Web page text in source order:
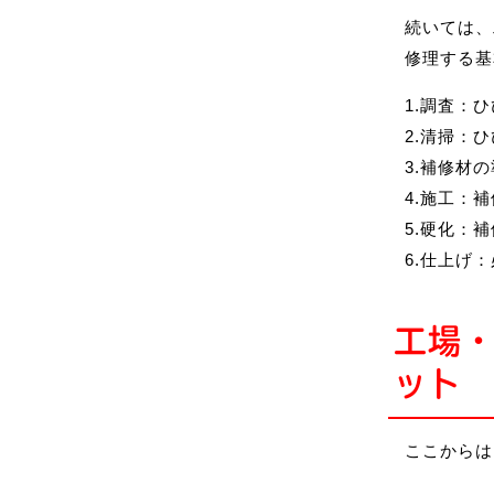
続いては
修理する
1.調査：
2.清掃：
3.補修材
4.施工：
5.硬化：
6.仕上げ
工場
ット
ここから